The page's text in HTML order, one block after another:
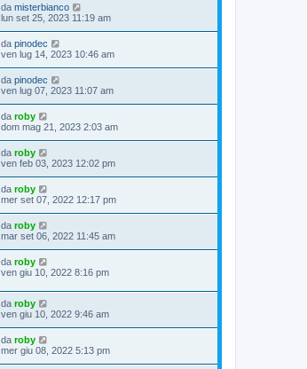
da misterbianco
lun set 25, 2023 11:19 am
da pinodec
ven lug 14, 2023 10:46 am
da pinodec
ven lug 07, 2023 11:07 am
da roby
dom mag 21, 2023 2:03 am
da roby
ven feb 03, 2023 12:02 pm
da roby
mer set 07, 2022 12:17 pm
da roby
mar set 06, 2022 11:45 am
da roby
ven giu 10, 2022 8:16 pm
da roby
ven giu 10, 2022 9:46 am
da roby
mer giu 08, 2022 5:13 pm